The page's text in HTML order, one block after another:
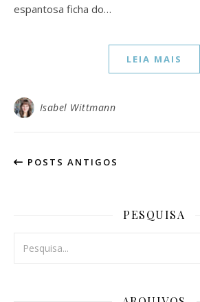
espantosa ficha do…
LEIA MAIS
Isabel Wittmann
POSTS ANTIGOS
PESQUISA